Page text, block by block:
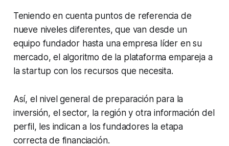
Teniendo en cuenta puntos de referencia de
nueve niveles diferentes, que van desde un
equipo fundador hasta una empresa líder en su
mercado, el algoritmo de la plataforma empareja a
la startup con los recursos que necesita.
Así, el nivel general de preparación para la
inversión, el sector, la región y otra información del
perfil, les indican a los fundadores la etapa
correcta de financiación.